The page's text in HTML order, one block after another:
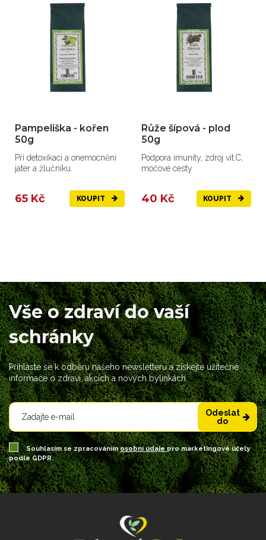
Pampeliška - kořen
50g
Při detoxikaci a onemocnění
jater a žlučníku.
65 Kč KOUPIT
Růže šípová - plod
50g
Podpora imunity, zdroj vit.C,
močové cesty
40 Kč KOUPIT
Vše o zdraví do vaší
schránky
Přihlaste se k odběru našeho newsletteru a získejte užitečné
informace o zdraví, akcích a nových bylinkách
Odeslat
do
Souhlasím se zpracovánímosobní údajepro marketingové účely
podle GDPR.